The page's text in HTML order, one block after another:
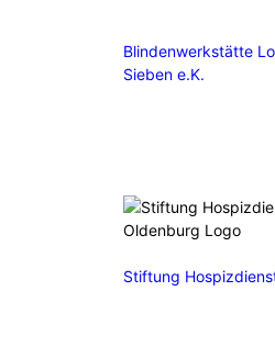
Blindenwerkstätte
Sieben e.K.
Stiftung